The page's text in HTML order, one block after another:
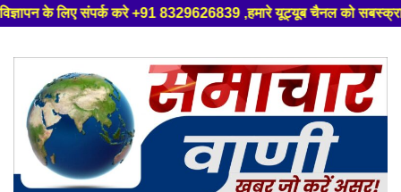
+91 8329626839 ,हमारे यूट्यूब चैनल को सबस्क्राइब करें, साथ मे हमारे
content